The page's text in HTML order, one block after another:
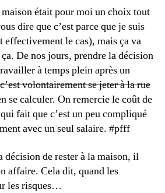
était pour moi un choix tout
dire que c’est parce que je suis
effectivement le cas), mais ça va
De nos jours, prendre la décision
à temps plein après un
c’est volontairement se jeter à la rue
se calculer. On remercie le coût de
fait que c’est un peu compliqué
avec un seul salaire. #pfff
décision de rester à la maison, il
affaire. Cela dit, quand les
les risques…